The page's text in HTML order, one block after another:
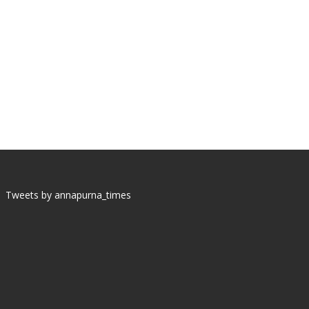
Tweets by annapurna_times